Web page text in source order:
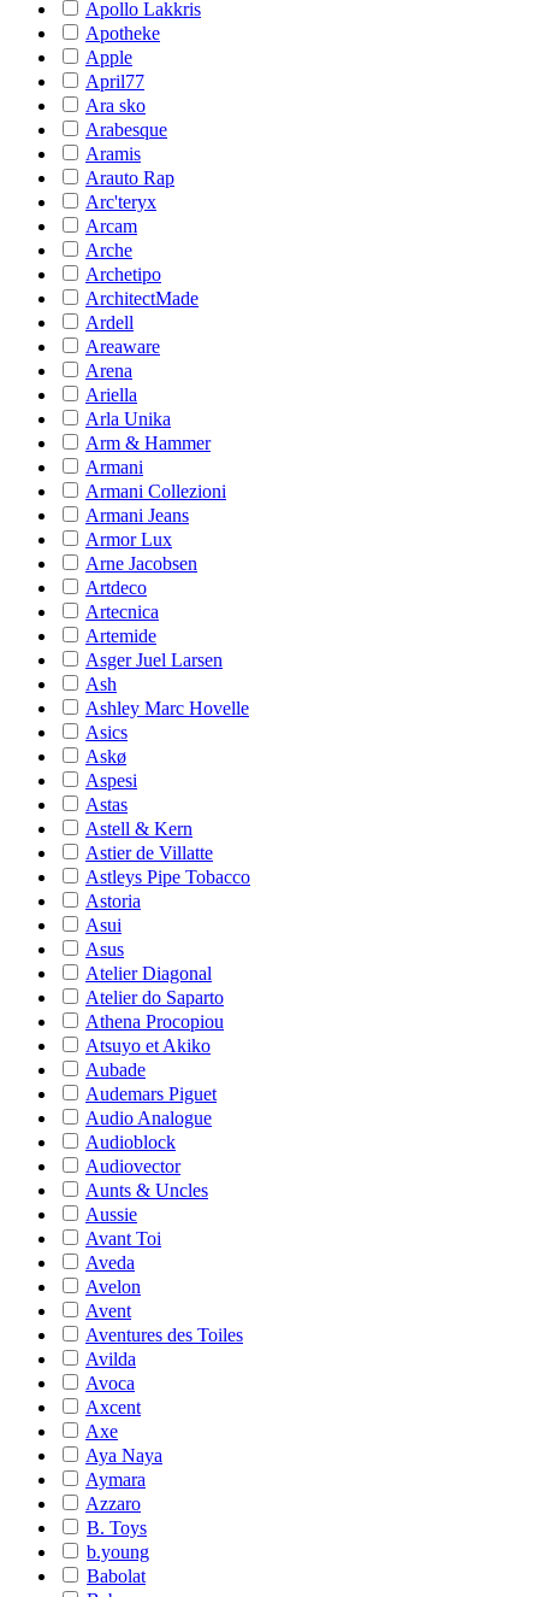
Apollo Lakkris
Apotheke
Apple
April77
Ara sko
Arabesque
Aramis
Arauto Rap
Arc'teryx
Arcam
Arche
Archetipo
ArchitectMade
Ardell
Areaware
Arena
Ariella
Arla Unika
Arm & Hammer
Armani
Armani Collezioni
Armani Jeans
Armor Lux
Arne Jacobsen
Artdeco
Artecnica
Artemide
Asger Juel Larsen
Ash
Ashley Marc Hovelle
Asics
Askø
Aspesi
Astas
Astell & Kern
Astier de Villatte
Astleys Pipe Tobacco
Astoria
Asui
Asus
Atelier Diagonal
Atelier do Saparto
Athena Procopiou
Atsuyo et Akiko
Aubade
Audemars Piguet
Audio Analogue
Audioblock
Audiovector
Aunts & Uncles
Aussie
Avant Toi
Aveda
Avelon
Avent
Aventures des Toiles
Avilda
Avoca
Axcent
Axe
Aya Naya
Aymara
Azzaro
B. Toys
b.young
Babolat